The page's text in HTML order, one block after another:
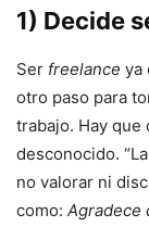
1) Decide
Ser freelance ya
otro paso para
trabajo. Hay
desconocido.
no valorar ni
como: Agradece